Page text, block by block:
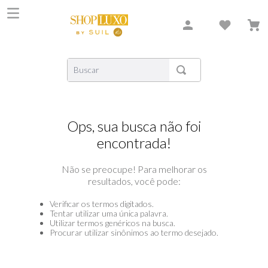
Buscar
Ops, sua busca não foi
encontrada!
Não se preocupe! Para melhorar os
resultados, você pode:
Verificar os termos digitados.
Tentar utilizar uma única palavra.
Utilizar termos genéricos na busca.
Procurar utilizar sinônimos ao termo desejado.
2º
creed
xerjoff
4º
carolina herrera
6º
versace
7 º
libre